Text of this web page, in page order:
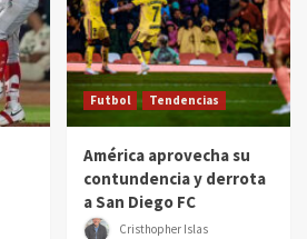
Futbol Tendencias
América aprovecha su
contundencia y derrota
a San Diego FC
Cristhopher Islas